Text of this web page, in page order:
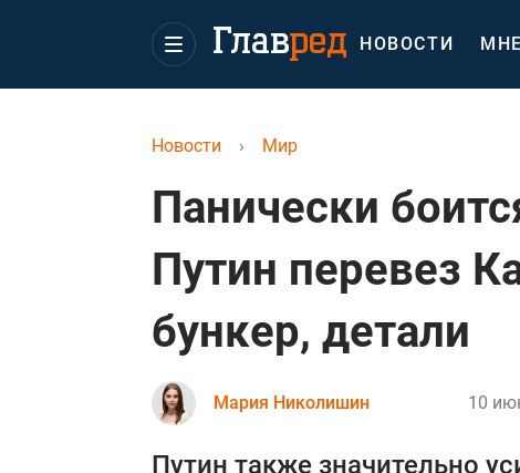
НОВОСТИ
Новости › Мир
Панически
Путин перевез
бункер, детали
Мария Николишин 10
Путин также значительно